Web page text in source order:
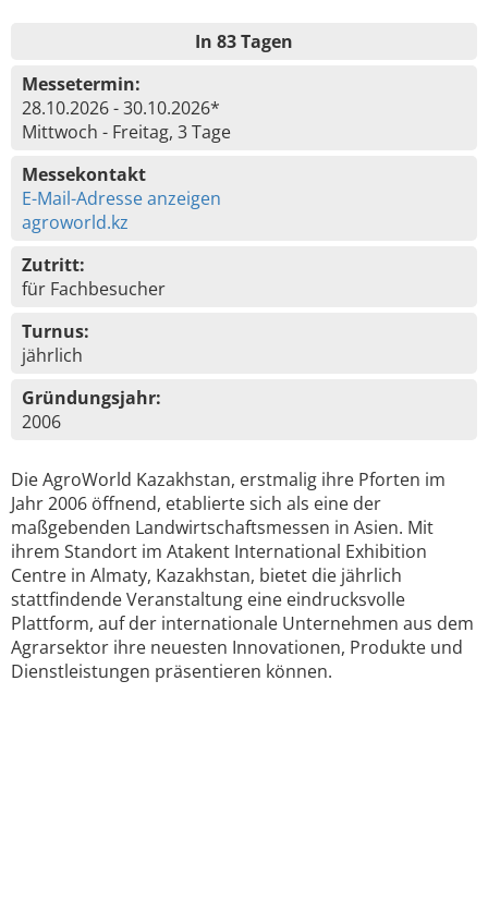
In 83 Tagen
Messetermin:
28.10.2026 - 30.10.2026*
Mittwoch - Freitag, 3 Tage
Messekontakt
E-Mail-Adresse anzeigen
agroworld.kz
Zutritt:
für Fachbesucher
Turnus:
jährlich
Gründungsjahr:
2006
Die AgroWorld Kazakhstan, erstmalig ihre Pforten im
Jahr 2006 öffnend, etablierte sich als eine der
maßgebenden Landwirtschaftsmessen in Asien. Mit
ihrem Standort im Atakent International Exhibition
Centre in Almaty, Kazakhstan, bietet die jährlich
stattfindende Veranstaltung eine eindrucksvolle
Plattform, auf der internationale Unternehmen aus dem
Agrarsektor ihre neuesten Innovationen, Produkte und
Dienstleistungen präsentieren können.